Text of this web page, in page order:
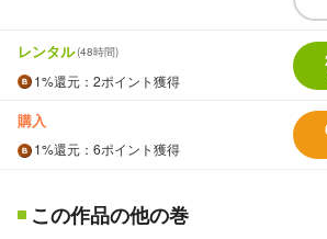
レンタル(48時間)
1%還元 ：2ポイント獲得
購入
1%還元 ：6ポイント獲得
この作品の他の巻